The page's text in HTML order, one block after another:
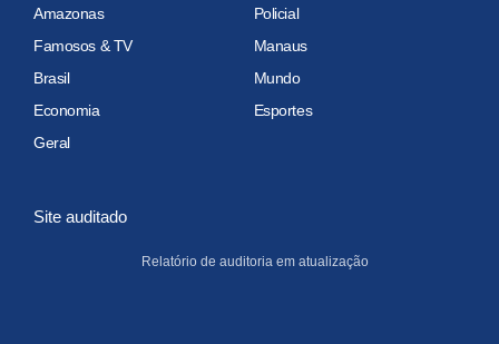
Amazonas
Policial
Famosos & TV
Manaus
Brasil
Mundo
Economia
Esportes
Geral
Site auditado
Relatório de auditoria em atualização